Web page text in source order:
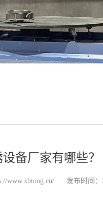
备厂家有哪些？
www.xbtong.cn/ 发布时间：